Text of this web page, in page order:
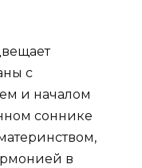
с
и началом
соннике
в